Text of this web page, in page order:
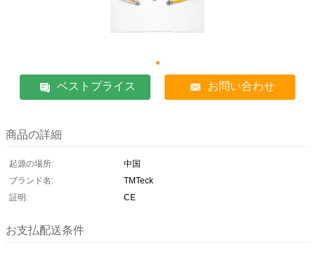
ベストプライス お問い合わせ
商品の詳細
起源の場所:
中国
ブランド名:
TMTeck
証明:
CE
お支払配送条件